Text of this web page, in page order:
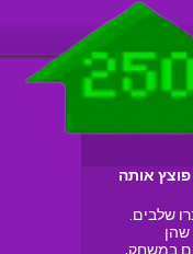
פוצץ אותה
שלבים.
שהן
במשחק,